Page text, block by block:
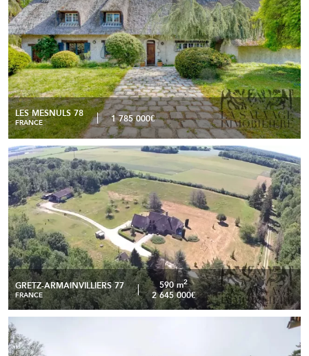
LES MESNULS 78
FRANCE 1 785 000€
GRETZ-ARMAINVILLIERS 77
FRANCE
590 m2
2 645 000€
Propriété - Domaine de chasse et forestier - Gretz-
Armainvilliers
READ MORE
Propriété de charme à 5 minutes de Houdan – Domaine